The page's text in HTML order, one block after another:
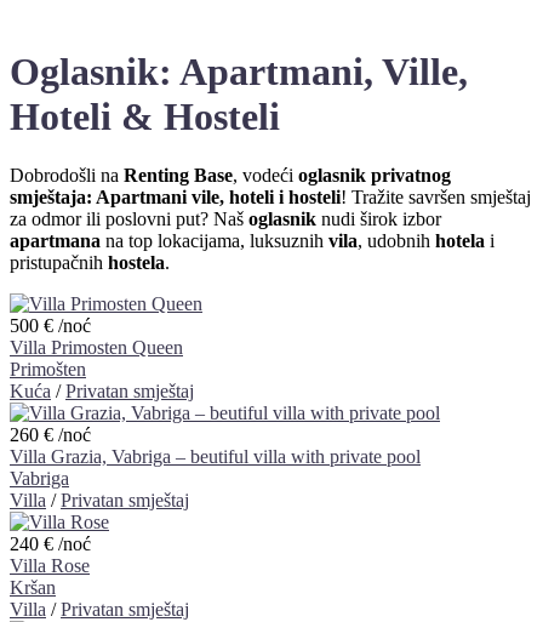
Oglasnik: Apartmani, Ville,
Hoteli & Hosteli
Dobrodošli na Renting Base, vodeći oglasnik privatnog
smještaja: Apartmani vile, hoteli i hosteli! Tražite savršen smještaj
za odmor ili poslovni put? Naš oglasnik nudi širok izbor
apartmana na top lokacijama, luksuznih vila, udobnih hotela i
pristupačnih hostela.
500 € /noć
Villa Primosten Queen
Primošten
Kuća /Privatan smještaj
260 € /noć
Villa Grazia, Vabriga – beutiful villa with private pool
Vabriga
Villa /Privatan smještaj
240 € /noć
Villa Rose
Kršan
Villa /Privatan smještaj